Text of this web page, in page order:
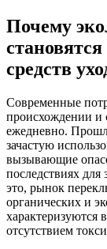
Почему
средств
Современные
происхождении и
ежедневно.
зачастую
вызывающие
последствиях
это, рынок
органических и
характеризуются
отсутствием